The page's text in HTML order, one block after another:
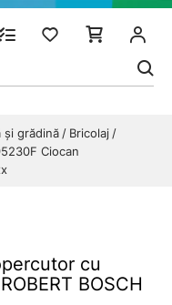
și grădină
Bricolaj
Ciocan
cu
BOSCH